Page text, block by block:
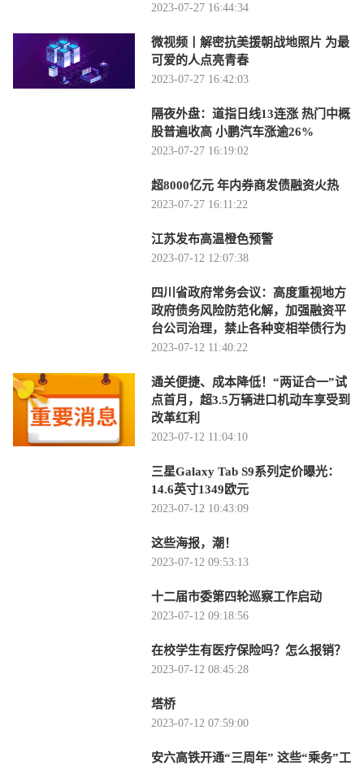
2023-07-27 16:44:34
微视频丨解密抗美援朝战地照片 为最
可爱的人点亮青春
2023-07-27 16:42:03
隔夜外盘：道指日线13连涨 热门中概
股普遍收高 小鹏汽车涨逾26%
2023-07-27 16:19:02
超8000亿元 年内券商发债融资火热
2023-07-27 16:11:22
江苏发布高温橙色预警
2023-07-12 12:07:38
四川省政府常务会议：高度重视地方
政府债务风险防范化解，加强融资平
台公司治理，禁止各种变相举债行为
2023-07-12 11:40:22
通关便捷、成本降低！“两证合一”试
点首月，超3.5万辆进口机动车享受到
改革红利
2023-07-12 11:04:10
三星Galaxy Tab S9系列定价曝光：
14.6英寸1349欧元
2023-07-12 10:43:09
这些海报，潮！
2023-07-12 09:53:13
十二届市委第四轮巡察工作启动
2023-07-12 09:18:56
在校学生有医疗保险吗？怎么报销？
2023-07-12 08:45:28
塔桥
2023-07-12 07:59:00
安六高铁开通“三周年” 这些“乘务”工